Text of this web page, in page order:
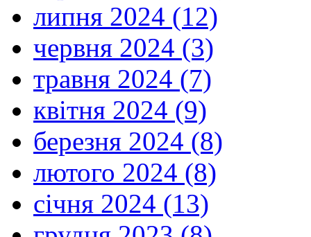
липня 2024 (12)
червня 2024 (3)
травня 2024 (7)
квітня 2024 (9)
березня 2024 (8)
лютого 2024 (8)
січня 2024 (13)